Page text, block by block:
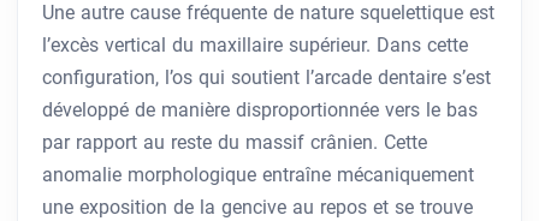
Une autre cause fréquente de nature squelettique est
l’excès vertical du maxillaire supérieur. Dans cette
configuration, l’os qui soutient l’arcade dentaire s’est
développé de manière disproportionnée vers le bas
par rapport au reste du massif crânien. Cette
anomalie morphologique entraîne mécaniquement
une exposition de la gencive au repos et se trouve